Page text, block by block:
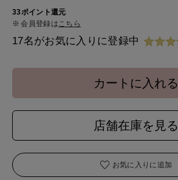
33ポイント還元
会員登録は こちら
17名がお気に入りに登録中
カートに入れる
店舗在庫を見る
お気に入りに追加